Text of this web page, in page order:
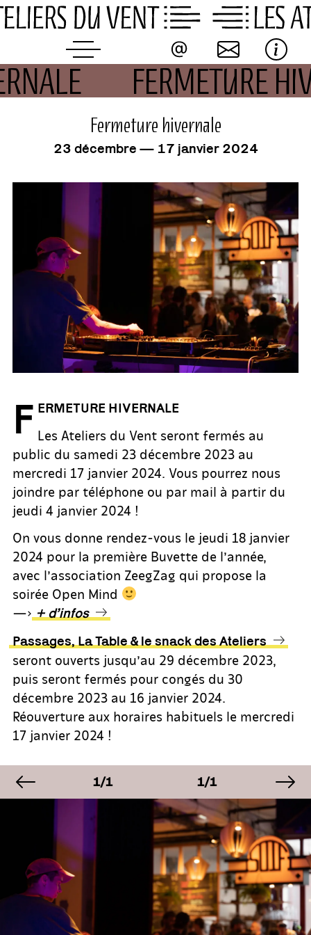
Skip
to
FERMETURE
événement
Fermeture hivernale
23 décembre — 17 janvier 2024
F ERMETURE HIVERNALE
Les Ateliers du Vent seront fermés au
public du samedi 23 décembre 2023 au
mercredi 17 janvier 2024. Vous pourrez nous
joindre par téléphone ou par mail à partir du
jeudi 4 janvier 2024 !
On vous donne rendez-vous le jeudi 18 janvier
2024 pour la première Buvette de l’année,
avec l’association ZeegZag qui propose la
soirée Open Mind
—> + d’infos
Passages, La Table & le snack des Ateliers
seront ouverts jusqu’au 29 décembre 2023,
puis seront fermés pour congés du 30
décembre 2023 au 16 janvier 2024.
Réouverture aux horaires habituels le mercredi
17 janvier 2024 !
image précédente
IMAGE
1/1 IMAGE
1/1 1/
IMAGE
1/1 IMAGE
1/1